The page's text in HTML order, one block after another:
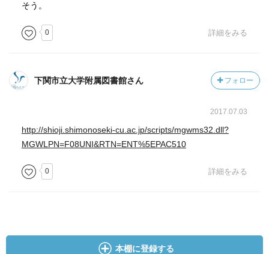
そう。
0 詳細をみる
下関市立大学附属図書館さん フォロー
2017.07.03
http://shioji.shimonoseki-cu.ac.jp/scripts/mgwms32.dll?
MGWLPN=F08UNI&RTN=ENT%5EPAC510
0 詳細をみる
本棚に登録する